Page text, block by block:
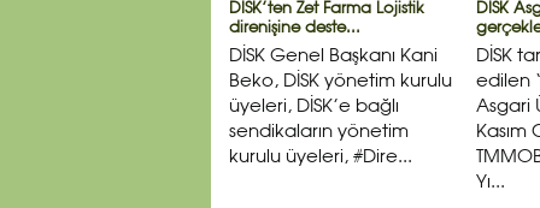
DİSK’ten Zet Farma Lojistik
direnişine deste...
DİSK Genel Başkanı Kani
Beko, DİSK yönetim kurulu
üyeleri, DİSK’e bağlı
sendikaların yönetim
kurulu üyeleri, #Dire...
DİSK
DİSK
edilen
Asgari
Kasım
Yı...